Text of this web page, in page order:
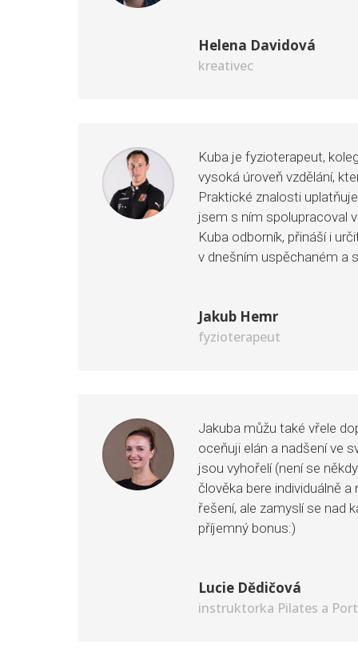
Helena Davidová
kreativec
Kuba je fyzioterapeut,
vysoká úroveň vzdělání,
Praktické znalosti
jsem s ním spolupracoval
Kuba odborník, přináší i
v dnešním uspěchaném a
Jakub Hemr
fyzioterapeut
Jakuba můžu také vřele
oceňuji elán a nadšení ve
jsou vyhořelí (není se
člověka bere individuálně
řešení, ale zamyslí se nad
příjemný bonus:)
Lucie Dědičová
instruktorka Pilates a